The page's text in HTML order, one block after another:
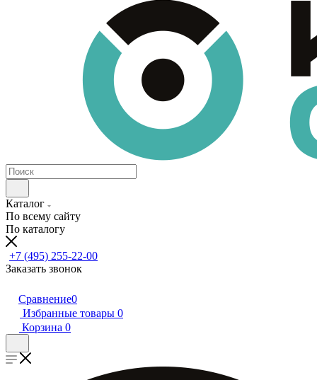
Каталог
По всему сайту
По каталогу
+7 (495) 255-22-00
Заказать звонок
Сравнение0
Избранные товары 0
Корзина 0